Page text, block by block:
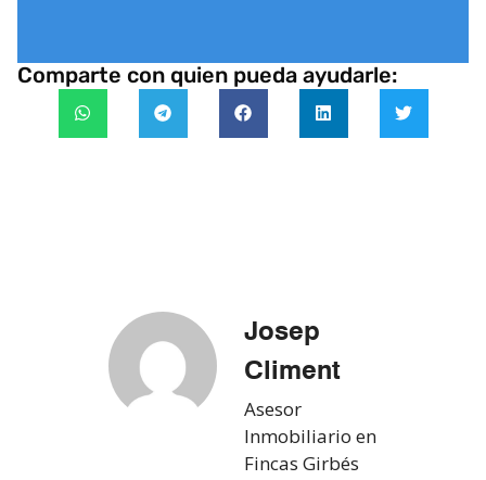
Comparte con quien pueda ayudarle:
Josep
Climent
Asesor
Inmobiliario en
Fincas Girbés